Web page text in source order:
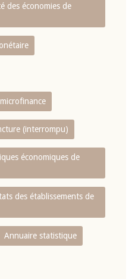
des économies de
(interrompu)
économiques de
des établissements de
Annuaire statistique